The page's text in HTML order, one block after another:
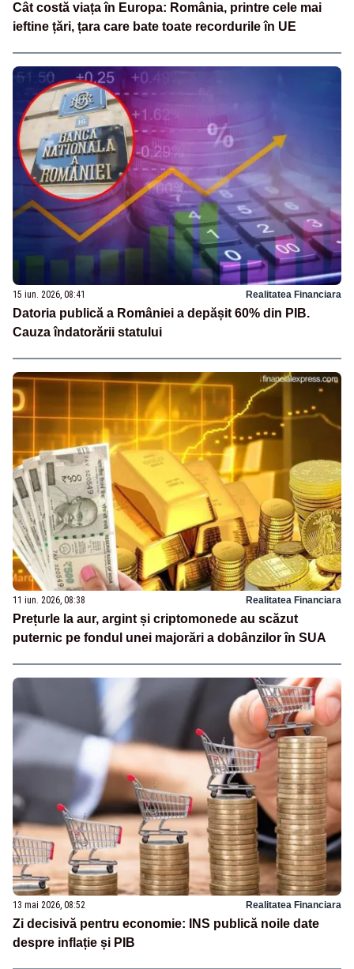
Cât costă viața în Europa: România, printre cele mai
ieftine țări, țara care bate toate recordurile în UE
15 iun. 2026, 08:41 Realitatea Financiara
Datoria publică a României a depășit 60% din PIB.
Cauza îndatorării statului
11 iun. 2026, 08:38 Realitatea Financiara
Prețurle la aur, argint și criptomonede au scăzut
puternic pe fondul unei majorări a dobânzilor în SUA
13 mai 2026, 08:52 Realitatea Financiara
Zi decisivă pentru economie: INS publică noile date
despre inflație și PIB